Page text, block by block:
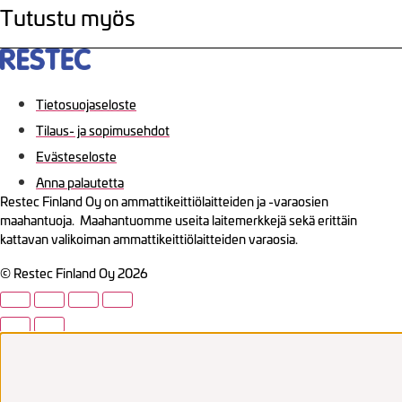
Tutustu myös
Tietosuojaseloste
Tilaus- ja sopimusehdot
Evästeseloste
Anna palautetta
Restec Finland Oy on ammattikeittiölaitteiden ja -varaosien
maahantuoja. Maahantuomme useita laitemerkkejä sekä erittäin
kattavan valikoiman ammattikeittiölaitteiden varaosia.
© Restec Finland Oy 2026